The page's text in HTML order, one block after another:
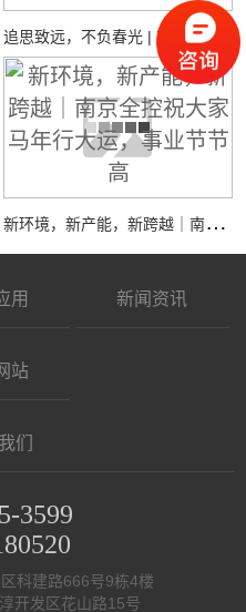
追
思致远，不负春光 | 南京全控祝您：清明安康
新
环境，新产能，新跨越｜南京全控祝大家马年行大运，事业节节高
用 新闻资讯
站
们
3599
科建路666号9栋4楼
开发区花山路15号